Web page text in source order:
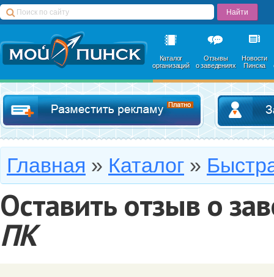
Каталог
организаций
Отзывы
о заведениях
Новости
Пинска
Добавить в
Главная » Каталог »
Оставить отзыв о
ПК